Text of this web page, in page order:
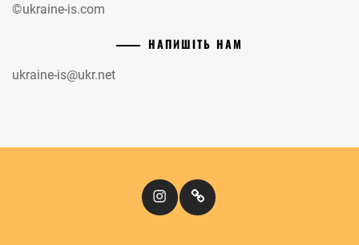
©ukraine-is.com
НАПИШІТЬ НАМ
ukraine-is@ukr.net
InstagramКіномандри